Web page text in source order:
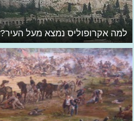
למה אקרופוליס נמצא מעל העיר?